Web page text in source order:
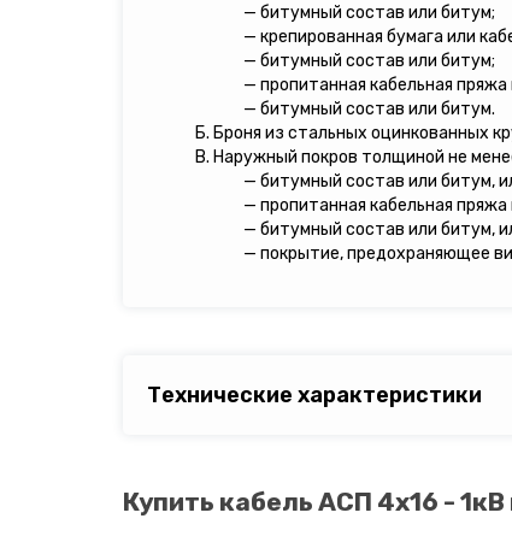
— битумный состав или битум;
— крепированная бумага или
— битумный состав или битум;
— пропитанная кабельная
— битумный состав или битум.
Б. Броня из стальных оцинкованных
В. Наружный покров толщиной не
— битумный состав или битум,
— пропитанная кабельная
— битумный состав или битум,
— покрытие, предохраняющее
Технические характеристики
Купить кабель АСП 4х16 - 1кВ